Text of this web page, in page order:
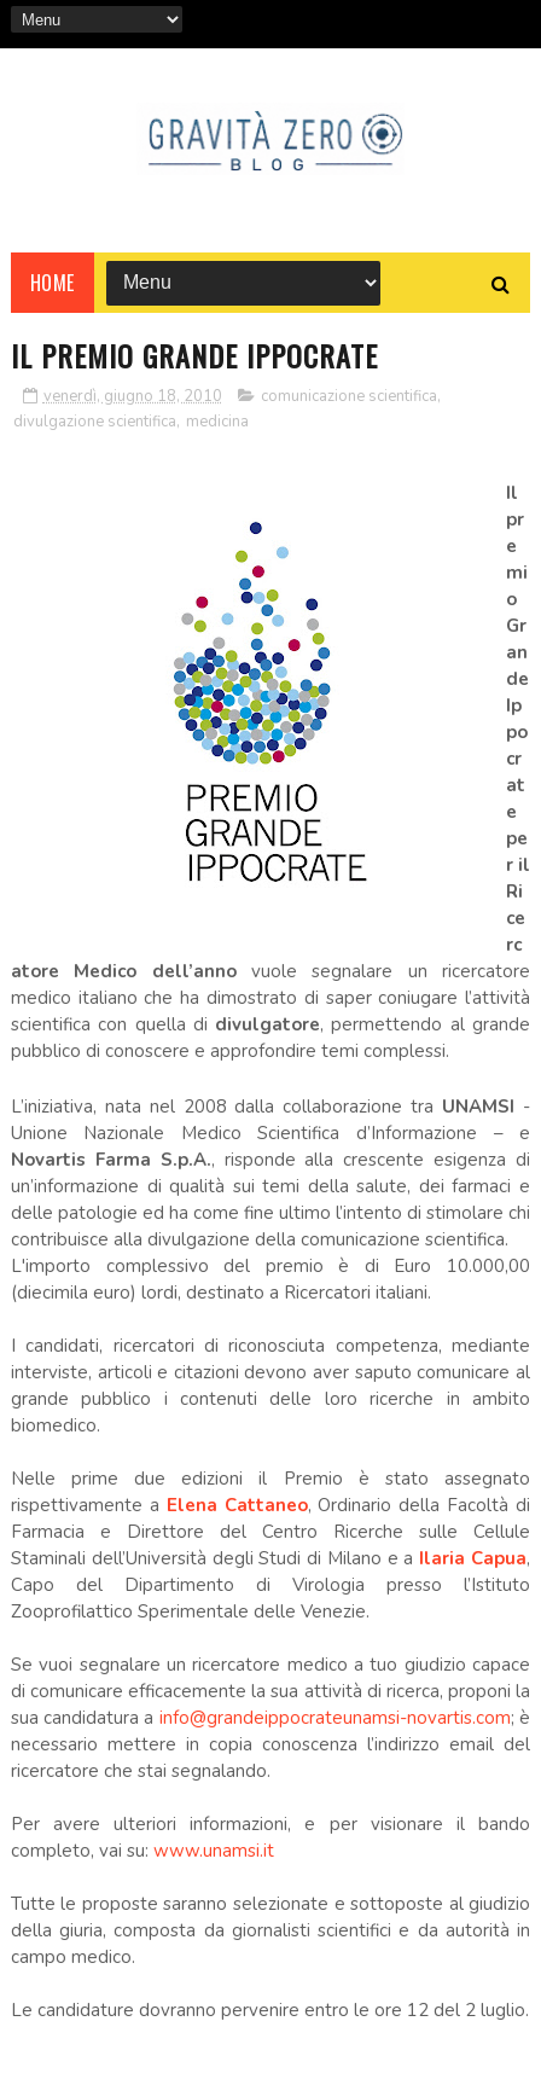
HOME
IL PREMIO GRANDE IPPOCRATE
venerdì, giugno 18, 2010 comunicazione scientifica,
divulgazione scientifica, medicina
Il
pr
e
mi
o
Gr
an
de
Ip
po
cr
at
e
pe
r il
Ri
ce
rc
atore Medico dell’annovuole segnalare un ricercatore
medico italiano che ha dimostrato di saper coniugare l’attività
scientifica con quella di divulgatore, permettendo al grande
pubblico di conoscere e approfondire temi complessi.
L’iniziativa, nata nel 2008 dalla collaborazione tra UNAMSI -
Unione Nazionale Medico Scientifica d’Informazione – e
Novartis Farma S.p.A., risponde alla crescente esigenza di
un’informazione di qualità sui temi della salute, dei farmaci e
delle patologie ed ha come fine ultimo l’intento di stimolare chi
contribuisce alla divulgazione della comunicazione scientifica.
L'importo complessivo del premio è di Euro 10.000,00
(diecimila euro) lordi, destinato a Ricercatori italiani.
I candidati, ricercatori di riconosciuta competenza, mediante
interviste, articoli e citazioni devono aver saputo comunicare al
grande pubblico i contenuti delle loro ricerche in ambito
biomedico.
Nelle prime due edizioni il Premio è stato assegnato
rispettivamente a Elena Cattaneo, Ordinario della Facoltà di
Farmacia e Direttore del Centro Ricerche sulle Cellule
Staminali dell’Università degli Studi di Milano e a Ilaria Capua,
Capo del Dipartimento di Virologia presso l’Istituto
Zooprofilattico Sperimentale delle Venezie.
Se vuoi segnalare un ricercatore medico a tuo giudizio capace
di comunicare efficacemente la sua attività di ricerca, proponi la
sua candidatura a info@grandeippocrateunamsi-novartis.com; è
necessario mettere in copia conoscenza l’indirizzo email del
ricercatore che stai segnalando.
Per avere ulteriori informazioni, e per visionare il bando
completo, vai su: www.unamsi.it
Tutte le proposte saranno selezionate e sottoposte al giudizio
della giuria, composta da giornalisti scientifici e da autorità in
campo medico.
Le candidature dovranno pervenire entro le ore 12 del 2 luglio.